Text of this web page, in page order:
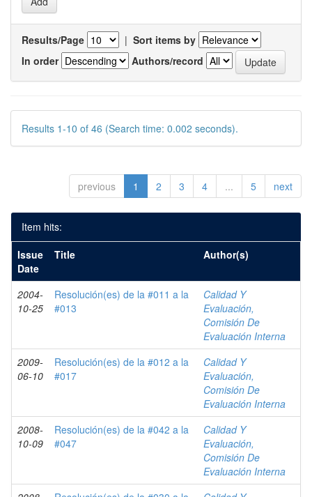
Results/Page | Sort items by
In order
Authors/record
Results 1-10 of 46 (Search time: 0.002 seconds).
previous 1 2 3 4 ... 5 next
Item hits:
Issue
Date
Title Author(s)
2004-
10-25
Resolución(es) de la #011 a la
#013
Calidad Y
Evaluación,
Comisión De
Evaluación Interna
2009-
06-10
Resolución(es) de la #012 a la
#017
Calidad Y
Evaluación,
Comisión De
Evaluación Interna
2008-
10-09
Resolución(es) de la #042 a la
#047
Calidad Y
Evaluación,
Comisión De
Evaluación Interna